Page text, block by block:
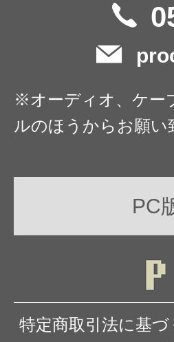
※オーディオ、ケー
ルのほうからお願い
PC
特定商取引法に基づ